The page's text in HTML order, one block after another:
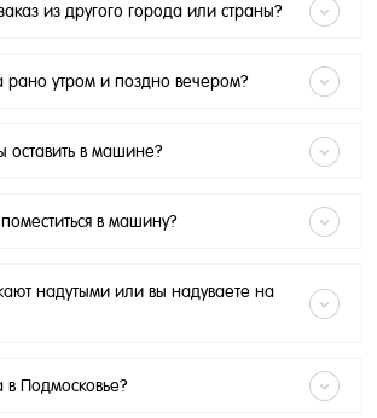
из другого города или страны?
рано утром и поздно вечером?
в машине?
в машину?
надутыми или вы надуваете на
в Подмосковье?